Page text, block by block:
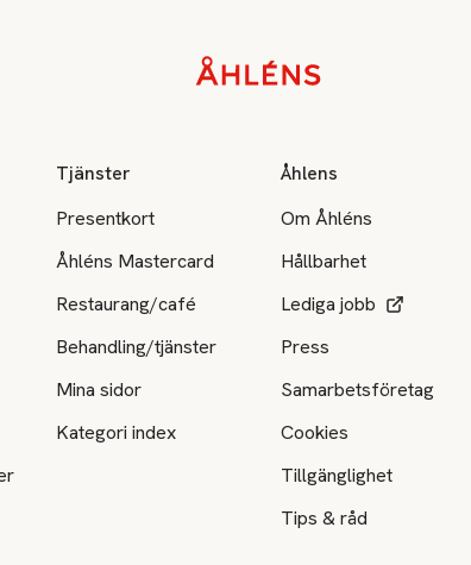
Tjänster
Presentkort
Åhléns Mastercard
Restaurang/café
Behandling/tjänster
Mina sidor
Kategori index
Åhlens
Om Åhléns
Hållbarhet
Lediga jobb
Press
Samarbetsföretag
Cookies
Tillgänglighet
Tips & råd